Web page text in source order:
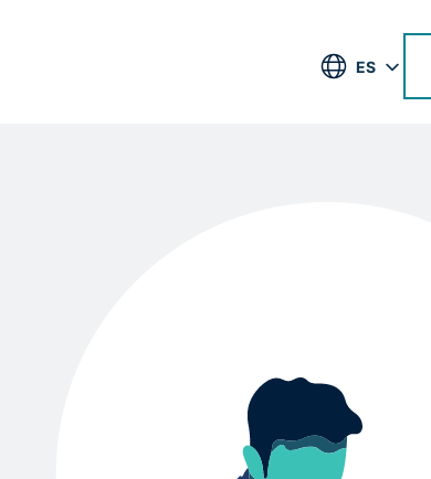
ES